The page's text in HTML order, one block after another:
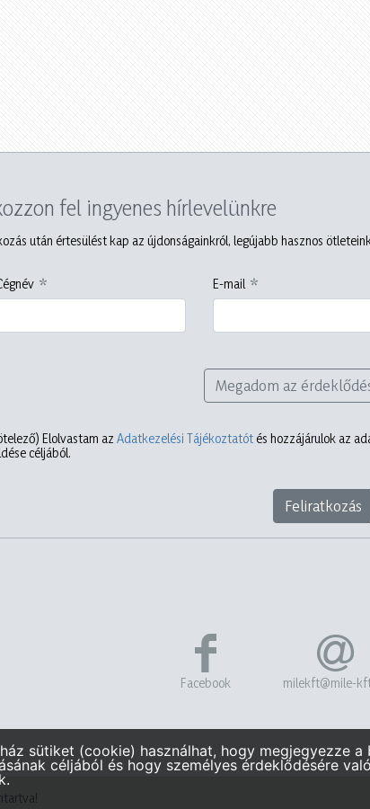
fel ingyenes hírlevelünkre
után értesülést kap az újdonságainkról, legújabb hasznos
E-mail
Megadom az
Elolvastam az Adatkezelési Tájékoztatót és hozzájárulok az
céljából.
Feliratkozás
Facebook milekft@mile-